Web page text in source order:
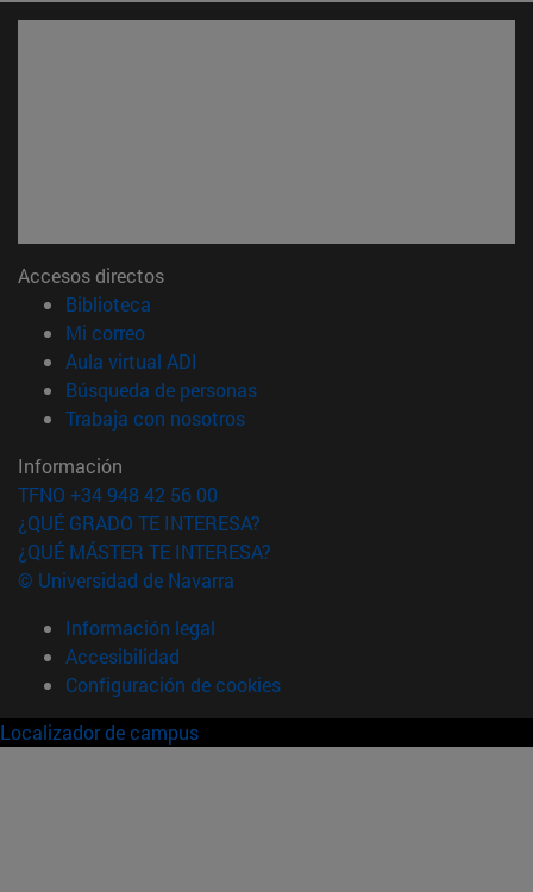
Accesos directos
Biblioteca
Mi correo(abre en nueva ventana)
Aula virtual ADI
Búsqueda de personas(abre en nueva ventana)
Trabaja con nosotros(abre en nueva ventana)
Información
TFNO +34 948 42 56 00
¿QUÉ GRADO TE INTERESA?
¿QUÉ MÁSTER TE INTERESA?
© Universidad de Navarra
Información legal
Accesibilidad
Configuración de cookies
Localizador de campus